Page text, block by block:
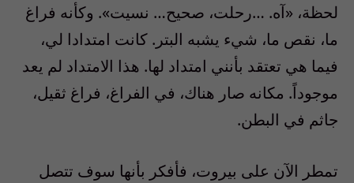
لحظة، «آه. …رحلت، صحيح… نسيت». وكأنه فراغ
ما، نقص ما، شيء يشبه البتر. كانت امتدادا لي،
فيما هي تعتقد بأنني امتداد لها. هذا الامتداد لم يعد
موجوداً. مكانه صار هناك، في الفراغ، فراغ ثقيل،
جاثم في البطن.
تمطر الآن على بيروت، فأفكر بأنها سوف تتصل